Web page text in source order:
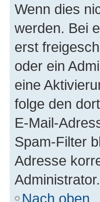
Wenn dies
werden. Bei
erst
oder ein
eine
folge den
E-Mail-
Spam-Filter
Adresse
Administrator.
Nach oben